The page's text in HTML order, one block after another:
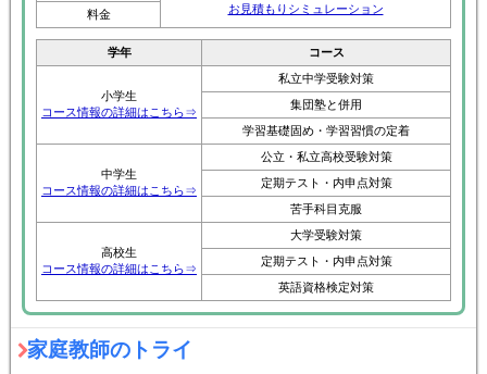
お見積もりシミュレーション
料金
学年 コース
小学生
コース情報の詳細はこちら⇒
私立中学受験対策
集団塾と併用
学習基礎固め・学習習慣の定着
中学生
コース情報の詳細はこちら⇒
公立・私立高校受験対策
定期テスト・内申点対策
苦手科目克服
高校生
コース情報の詳細はこちら⇒
大学受験対策
定期テスト・内申点対策
英語資格検定対策
家庭教師のトライ